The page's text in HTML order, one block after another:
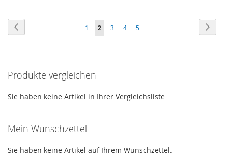
HINZUFÜGEN
HINZUFÜGEN
Seite
Seite
1
Sie
2 Seite
3 Seite
4 Seite
5
Produkte vergleichen
Sie haben keine Artikel in Ihrer Vergleichsliste
Mein Wunschzettel
Sie haben keine Artikel auf Ihrem Wunschzettel.